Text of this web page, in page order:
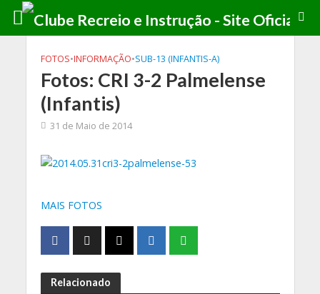
FOTOS•INFORMAÇÃO•SUB-13 (INFANTIS-A)
Fotos: CRI 3-2 Palmelense
(Infantis)
31 de Maio de 2014
MAIS FOTOS
Relacionado